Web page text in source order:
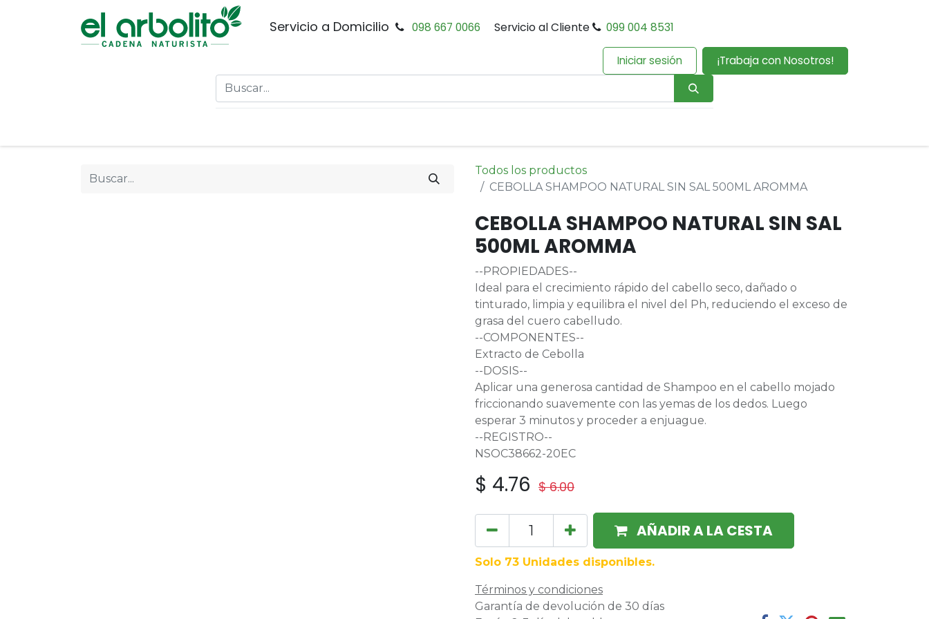
Servicio a Domicilio 098 667 0066 Servicio al Cliente 099 004 8531
Iniciar sesión ¡Trabaja con Nosotros!
Todos los productos
CEBOLLA SHAMPOO NATURAL SIN SAL 500ML AROMMA
CEBOLLA SHAMPOO NATURAL SIN SAL
500ML AROMMA
--PROPIEDADES--
Ideal para el crecimiento rápido del cabello seco, dañado o
tinturado, limpia y equilibra el nivel del Ph, reduciendo el exceso de
grasa del cuero cabelludo.
--COMPONENTES--
Extracto de Cebolla
--DOSIS--
Aplicar una generosa cantidad de Shampoo en el cabello mojado
friccionando suavemente con las yemas de los dedos. Luego
esperar 3 minutos y proceder a enjuague.
--REGISTRO--
NSOC38662-20EC
$ 4.76 $6.00
AÑADIR A LA CESTA
Solo 73 Unidades disponibles.
Términos y condiciones
Garantía de devolución de 30 días